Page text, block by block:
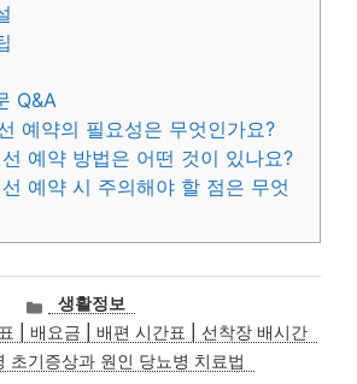
Q&A
예약의 필요성은 무엇인가요?
예약 방법은 어떤 것이 있나요?
예약 시 주의해야 할 점은 무엇
카
테
고
리
생활정보
| 배요금 | 배편 시간표 | 선착장 배시간
초기증상과 원인 당뇨병 치료법